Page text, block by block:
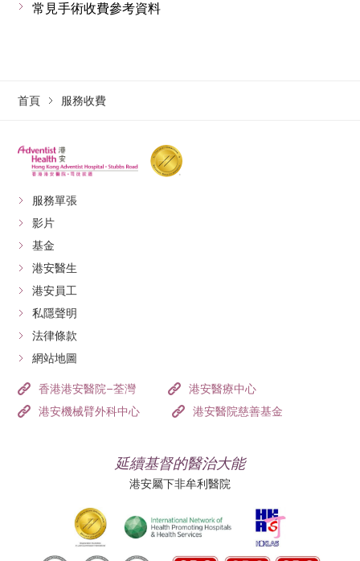
常見手術收費參考資料
首頁 服務收費
服務單張
影片
基金
港安醫生
港安員工
私隱聲明
法律條款
網站地圖
香港港安醫院–荃灣
港安醫療中心
港安機械臂外科中心
港安醫院慈善基金
延續基督的醫治大能
港安屬下非牟利醫院